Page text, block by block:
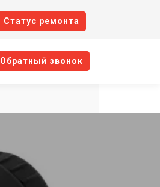
Cтатус ремонта
Oбратный звонок